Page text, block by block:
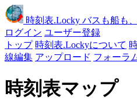
時刻表.Locky バスも船も
ログイン ユーザー登録
トップ 時刻表.Lockyについて
線編集 アップロード フォーラ
時刻表マップ